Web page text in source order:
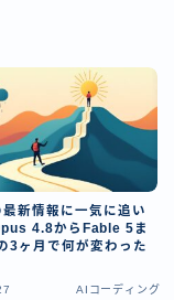
新情報に一気に追い
4.8からFable 5ま
3ヶ月で何が変わった
AIコーディング